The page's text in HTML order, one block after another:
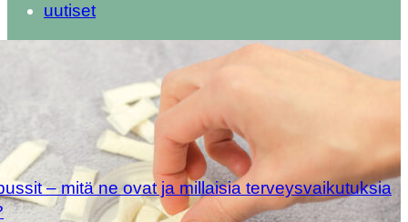
uutiset
– mitä ne ovat ja millaisia terveysvaikutuksia